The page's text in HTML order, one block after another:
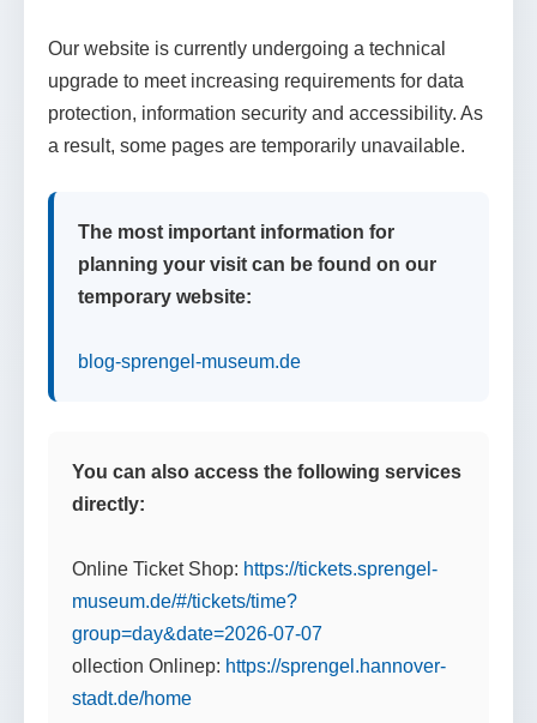
Our website is currently undergoing a technical
upgrade to meet increasing requirements for data
protection, information security and accessibility. As
a result, some pages are temporarily unavailable.
The most important information for
planning your visit can be found on our
temporary website:
blog-sprengel-museum.de
You can also access the following services
directly:
Online Ticket Shop: https://tickets.sprengel-
museum.de/#/tickets/time?
group=day&date=2026-07-07
ollection Onlinep: https://sprengel.hannover-
stadt.de/home